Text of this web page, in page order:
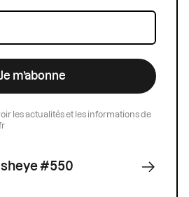
Je m’abonne
les actualités et les informations de
#550